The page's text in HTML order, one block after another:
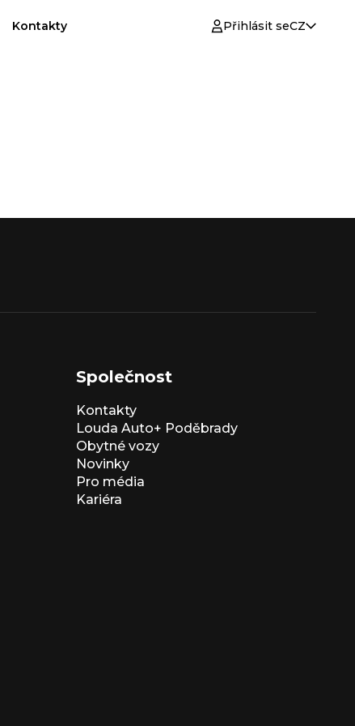
Kontakty Přihlásit seCZ
Společnost
Kontakty
Louda Auto+ Poděbrady
Obytné vozy
Novinky
Pro média
Kariéra